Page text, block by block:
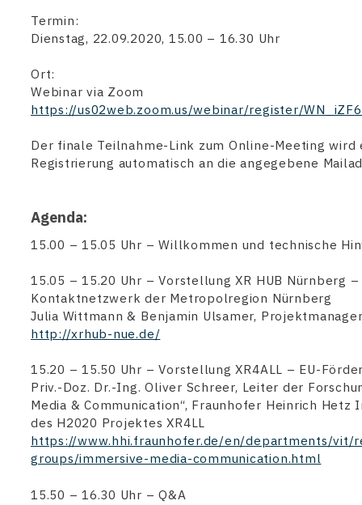
Termin:
Dienstag, 22.09.2020, 15.00 – 16.30 Uhr
Ort:
Webinar via Zoom
https://us02web.zoom.us/webinar/register/
Der finale Teilnahme-Link zum Online-Meeting
Registrierung automatisch an die angegebene
Agenda:
15.00 – 15.05 Uhr – Willkommen und technische
15.05 – 15.20 Uhr – Vorstellung XR HUB Nürnberg
Kontaktnetzwerk der Metropolregion Nürnberg
Julia Wittmann & Benjamin Ulsamer,
http://xrhub-nue.de/
15.20 – 15.50 Uhr – Vorstellung XR4ALL – EU-
Priv.-Doz. Dr.-Ing. Oliver Schreer, Leiter der
Media & Communication“, Fraunhofer Heinrich
des H2020 Projektes XR4LL
https://www.hhi.fraunhofer.de/en/departments/vit/
groups/immersive-media-communication.html
15.50 – 16.30 Uhr – Q&A